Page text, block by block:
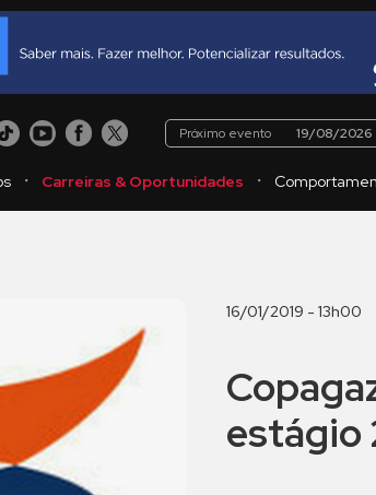
Próximo evento 19/08/2026
・ Carreiras & Oportunidades ・
16/01/2019 - 13h00
estágio